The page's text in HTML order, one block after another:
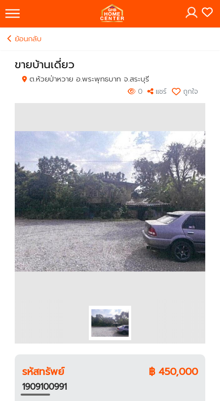
×
ย้อนกลับ
ขายบ้านเดี่ยว
ต.ห้วยป่าหวาย อ.พระพุทธบาท จ.สระบุรี
0 แชร์ ถูกใจ
รหัสทรัพย์
1909100991
฿ 450,000